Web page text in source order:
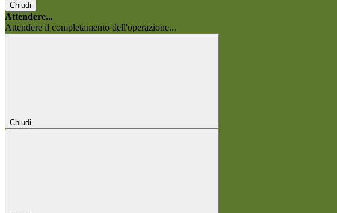
Chiudi
Attendere...
Attendere il completamento dell'operazione...
Chiudi